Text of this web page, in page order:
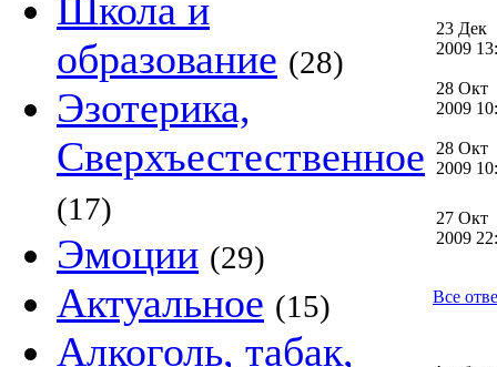
Школа и
образование (28)
Эзотерика,
Сверхъестественное
(17)
Эмоции (29)
Актуальное (15)
Алкоголь, табак,
23 Дек
2009
28 Окт
2009
28 Окт
2009
27 Окт
2009
Все